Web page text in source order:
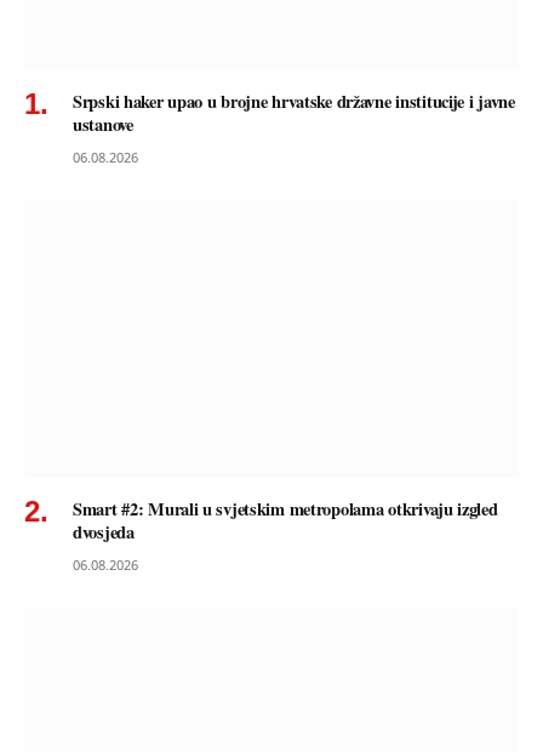
Srpski haker upao u brojne hrvatske državne institucije i javne
ustanove
06.08.2026
Smart #2: Murali u svjetskim metropolama otkrivaju izgled
dvosjeda
06.08.2026